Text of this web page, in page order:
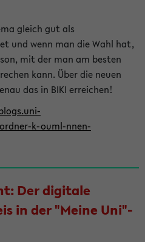
gleich gut als
und wenn man die Wahl hat,
mit der man am besten
kann. Über die neuen
das in BIKI erreichen!
k-ouml-nnen-
Der digitale
in der "Meine Uni"-